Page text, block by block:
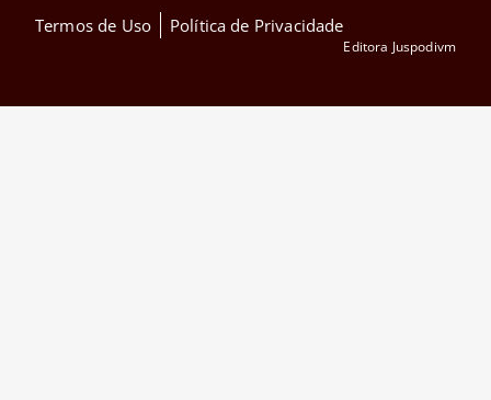
Termos de Uso Política de Privacidade
Editora Juspodivm